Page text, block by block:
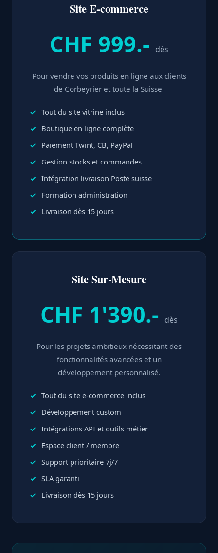
Site E-commerce
CHF 999.- dès
Pour vendre vos produits en ligne aux clients
de Corbeyrier et toute la Suisse.
Tout du site vitrine inclus
Boutique en ligne complète
Paiement Twint, CB, PayPal
Gestion stocks et commandes
Intégration livraison Poste suisse
Formation administration
Livraison dès 15 jours
Site Sur-Mesure
CHF 1'390.- dès
Pour les projets ambitieux nécessitant des
fonctionnalités avancées et un
développement personnalisé.
Tout du site e-commerce inclus
Développement custom
Intégrations API et outils métier
Espace client / membre
Support prioritaire 7j/7
SLA garanti
Livraison dès 15 jours